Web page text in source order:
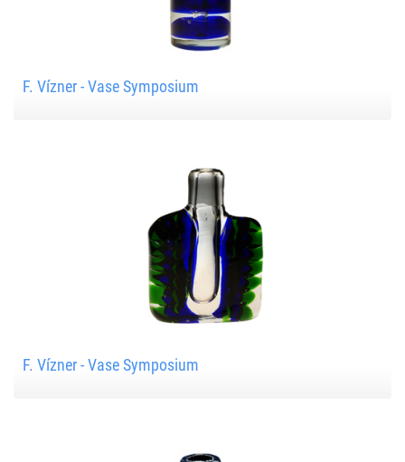
F. Vízner - Vase Symposium
F. Vízner - Vase Symposium